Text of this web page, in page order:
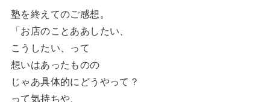
塾を終えてのご感想。
「お店のことああしたい、
こうしたい、って
想いはあったものの
じゃあ具体的にどうやって？
って気持ちや、